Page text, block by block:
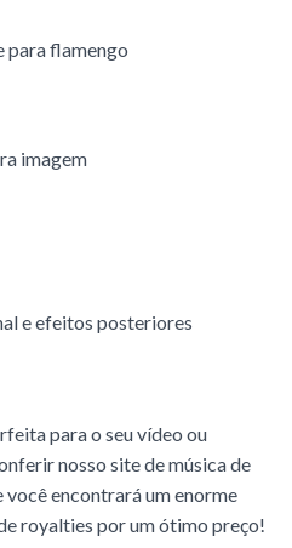
para flamengo
imagem
e efeitos posteriores
para o seu vídeo ou
nosso site de música de
você encontrará um enorme
royalties por um ótimo preço!